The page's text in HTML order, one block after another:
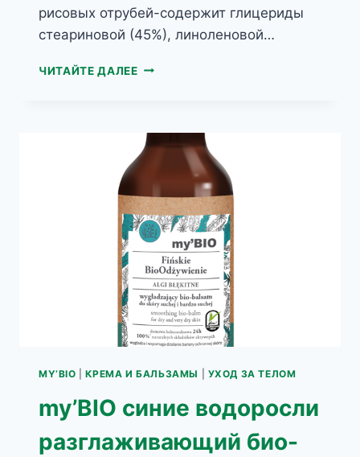
рисовых отрубей-содержит глицериды
стеариновой (45%), линоленовой…
ЧИТАЙТЕ ДАЛЕЕMY’BIO
-БАЛЬЗАМ
ДЛЯ
MY’BIO |КРЕМА И БАЛЬЗАМЫ УХОД ЗА ТЕЛОМ
my’BIO синие водоросли
разглаживающий био-